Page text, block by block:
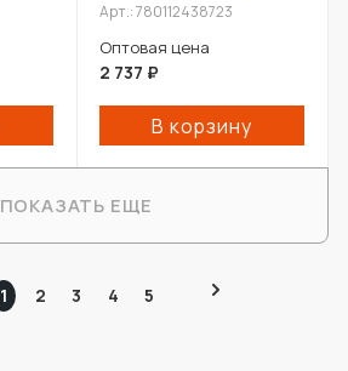
Арт.: 780112438723
Оптовая цена
2 737 ₽
В корзину
ПОКАЗАТЬ ЕЩЕ
1 2 3 4 5